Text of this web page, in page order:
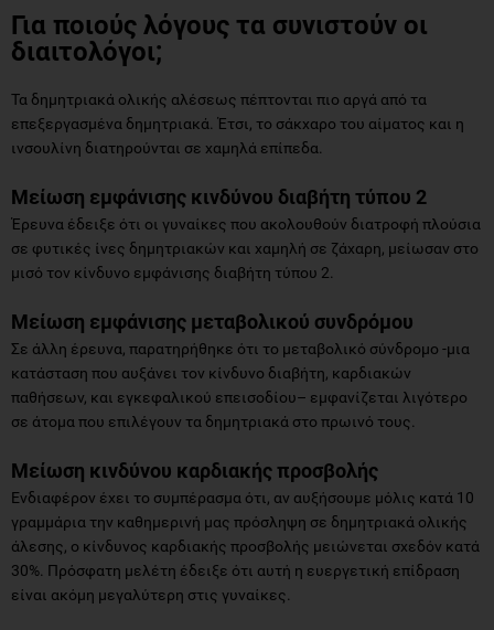
Για ποιούς λόγους τα συνιστούν οι
διαιτολόγοι;
Τα δημητριακά ολικής αλέσεως πέπτονται πιο αργά από τα
επεξεργασμένα δημητριακά. Έτσι, το σάκχαρο του αίματος και η
ινσουλίνη διατηρούνται σε χαμηλά επίπεδα.
Μείωση εμφάνισης κινδύνου διαβήτη τύπου 2
Έρευνα έδειξε ότι οι γυναίκες που ακολουθούν διατροφή πλούσια
σε φυτικές ίνες δημητριακών και χαμηλή σε ζάχαρη, μείωσαν στο
μισό τον κίνδυνο εμφάνισης διαβήτη τύπου 2.
Μείωση εμφάνισης μεταβολικού συνδρόμου
Σε άλλη έρευνα, παρατηρήθηκε ότι το μεταβολικό σύνδρομο -μια
κατάσταση που αυξάνει τον κίνδυνο διαβήτη, καρδιακών
παθήσεων, και εγκεφαλικού επεισοδίου– εμφανίζεται λιγότερο
σε άτομα που επιλέγουν τα δημητριακά στο πρωινό τους.
Μείωση κινδύνου καρδιακής προσβολής
Ενδιαφέρον έχει το συμπέρασμα ότι, αν αυξήσουμε μόλις κατά 10
γραμμάρια την καθημερινή μας πρόσληψη σε δημητριακά ολικής
άλεσης, ο κίνδυνος καρδιακής προσβολής μειώνεται σχεδόν κατά
30%. Πρόσφατη μελέτη έδειξε ότι αυτή η ευεργετική επίδραση
είναι ακόμη μεγαλύτερη στις γυναίκες.